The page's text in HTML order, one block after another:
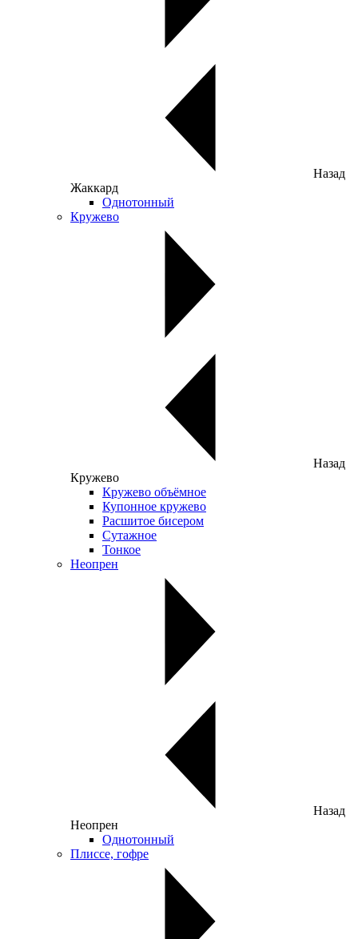
Назад
Жаккард
Однотонный
Кружево
Назад
Кружево
Кружево объёмное
Купонное кружево
Расшитое бисером
Сутажное
Тонкое
Неопрен
Назад
Неопрен
Однотонный
Плиссе, гофре